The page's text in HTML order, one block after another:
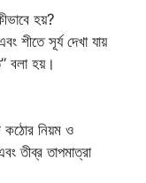
হয়?
শীতে সূর্য দেখা যায়
বলা হয়।
কঠোর নিয়ম ও
তীব্র তাপমাত্রা